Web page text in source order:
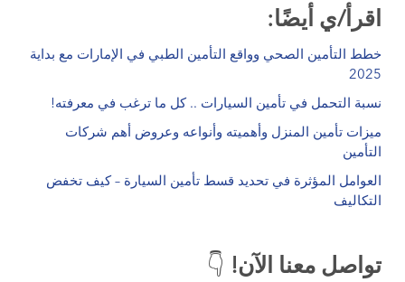
اقرأ/ي أيضًا:
خطط التأمين الصحي وواقع التأمين الطبي في الإمارات مع بداية
2025
نسبة التحمل في تأمين السيارات .. كل ما ترغب في معرفته!
ميزات تأمين المنزل وأهميته وأنواعه وعروض أهم شركات
التأمين
العوامل المؤثرة في تحديد قسط تأمين السيارة – كيف تخفض
التكاليف
تواصل معنا الآن! 👇